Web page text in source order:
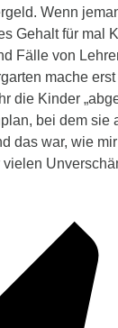
Wenn
Gehalt für mal
Fälle von
mache erst
die Kinder
bei dem sie
das war, wie